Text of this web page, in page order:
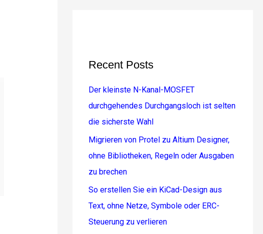
Recent Posts
Der kleinste N-Kanal-MOSFET
durchgehendes Durchgangsloch ist selten
die sicherste Wahl
Migrieren von Protel zu Altium Designer,
ohne Bibliotheken, Regeln oder Ausgaben
zu brechen
So erstellen Sie ein KiCad-Design aus
Text, ohne Netze, Symbole oder ERC-
Steuerung zu verlieren